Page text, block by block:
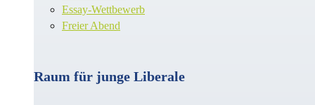
Essay-Wettbewerb
Freier Abend
Raum für junge Liberale